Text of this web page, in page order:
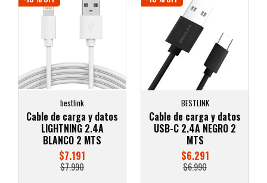
bestlink
Cable de carga y datos
LIGHTNING 2.4A
BLANCO 2 MTS
$7.191
$7.990
BESTLINK
Cable de carga y datos
USB-C 2.4A NEGRO 2
MTS
$6.291
$6.990